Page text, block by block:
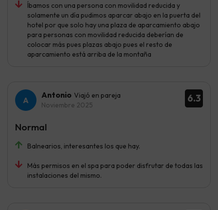
Íbamos con una persona con movilidad reducida y
solamente un día pudimos aparcar abajo en la puerta del
hotel por que solo hay una plaza de aparcamiento abajo
para personas con movilidad reducida deberían de
colocar más pues plazas abajo pues el resto de
aparcamiento está arriba de la montaña
6.3
Antonio Viajó en pareja
Noviembre 2025
Balnearios, interesantes los que hay.
Más permisos en el spa para poder disfrutar de todas las
instalaciones del mismo.
Normal